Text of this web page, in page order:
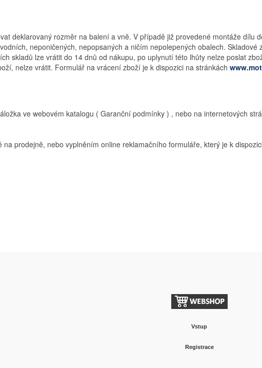
deklarovaný rozměr na balení a vně. V případě již provedené montáže dílu
neponičených, nepopsaných a ničím nepolepených obalech.
skladů lze vrátit do 14 dnů od nákupu, po uplynutí této lhůty nelze poslat
nelze vrátit. Formulář na vrácení zboží je k dispozici na stránkách
ve webovém katalogu ( Garanční podmínky ) , nebo na internetových
na prodejně, nebo vyplněním online reklamačního formuláře, který je k
Vstup
Registrace